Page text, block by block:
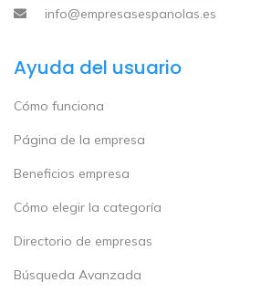
info@empresasespanolas.es
Ayuda del usuario
Cómo funciona
Página de la empresa
Beneficios empresa
Cómo elegir la categoría
Directorio de empresas
Búsqueda Avanzada